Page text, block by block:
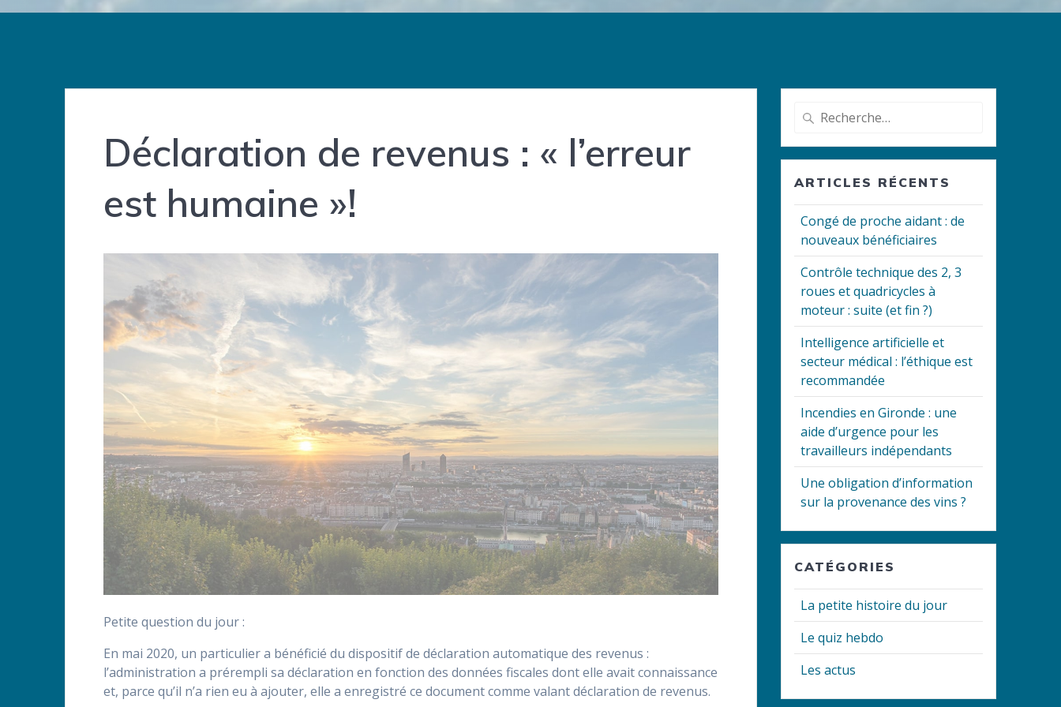
Déclaration de revenus : « l’erreur
est humaine »!
Petite question du jour :
En mai 2020, un particulier a bénéficié du dispositif de déclaration automatique des revenus :
l’administration a prérempli sa déclaration en fonction des données fiscales dont elle avait connaissance
et, parce qu’il n’a rien eu à ajouter, elle a enregistré ce document comme valant déclaration de revenus.
Recherche
:
ARTICLES RÉCENTS
Congé de proche aidant : de
nouveaux bénéficiaires
Contrôle technique des 2, 3
roues et quadricycles à
moteur : suite (et fin ?)
Intelligence artificielle et
secteur médical : l’éthique est
recommandée
Incendies en Gironde : une
aide d’urgence pour les
travailleurs indépendants
Une obligation d’information
sur la provenance des vins ?
CATÉGORIES
La petite histoire du jour
Le quiz hebdo
Les actus